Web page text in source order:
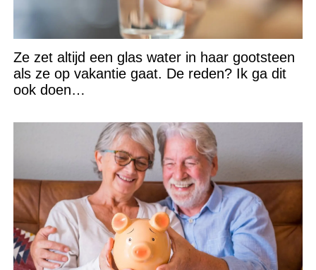
Ze zet altijd een glas water in haar gootsteen
als ze op vakantie gaat. De reden? Ik ga dit
ook doen…